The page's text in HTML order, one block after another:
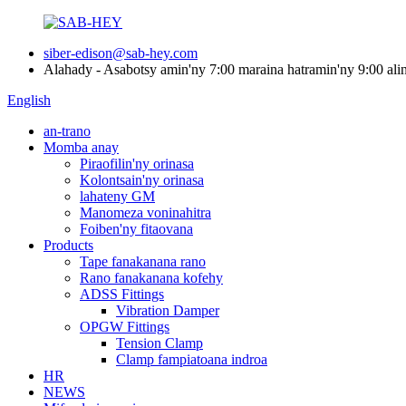
siber-edison@sab-hey.com
Alahady - Asabotsy amin'ny 7:00 maraina hatramin'ny 9:00
English
an-trano
Momba anay
Piraofilin'ny orinasa
Kolontsain'ny orinasa
lahateny GM
Manomeza voninahitra
Foiben'ny fitaovana
Products
Tape fanakanana rano
Rano fanakanana kofehy
ADSS Fittings
Vibration Damper
OPGW Fittings
Tension Clamp
Clamp fampiatoana indroa
HR
NEWS